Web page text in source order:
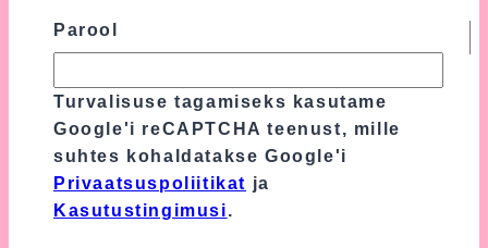
Turvalisuse tagamiseks kasutame Google'i
reCAPTCHA teenust, mille suhtes
kohaldatakse Google'i Privaatsuspoliitikat
Kasutustingimusi.
Nõustun nende tingimustega
Parool
Turvalisuse tagamiseks kasutame
Google'i reCAPTCHA teenust, mille
suhtes kohaldatakse Google'i
Privaatsuspoliitikat ja
Kasutustingimusi.